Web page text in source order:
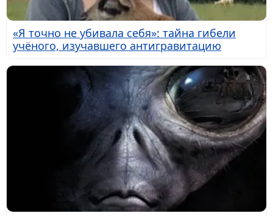
«Я точно не убивала себя»: тайна гибели
учёного, изучавшего антигравитацию